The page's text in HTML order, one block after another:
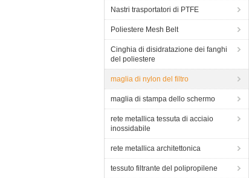
Nastri trasportatori di PTFE
Poliestere Mesh Belt
Cinghia di disidratazione dei fanghi
del poliestere
maglia di nylon del filtro
maglia di stampa dello schermo
rete metallica tessuta di acciaio
inossidabile
rete metallica architettonica
tessuto filtrante del polipropilene